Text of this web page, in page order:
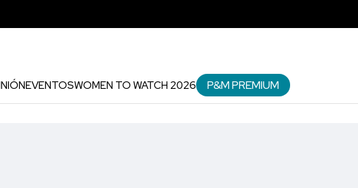
EVENTOSWOMEN TO WATCH 2026 P&M PREMIUM